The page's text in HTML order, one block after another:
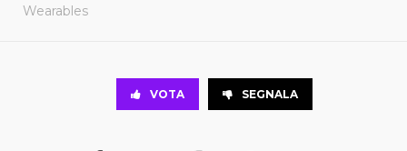
Wearables
VOTA SEGNALA